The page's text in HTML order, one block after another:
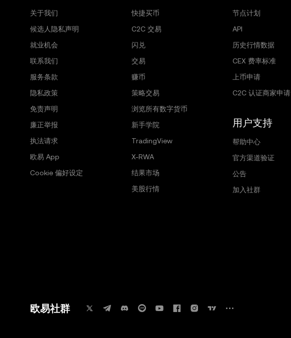
关于我们
候选人隐私声明
就业机会
联系我们
服务条款
隐私政策
免责声明
廉正举报
执法请求
欧易 App
Cookie 偏好设定
快捷买币
C2C 交易
闪兑
交易
赚币
策略交易
浏览所有数字货币
新手学院
TradingView
X-RWA
结果市场
美股行情
节点计划
API
历史行情数据
CEX 费率标准
上币申请
C2C 认证商家申请
用户支持
帮助中心
官方渠道验证
公告
加入社群
欧易社群